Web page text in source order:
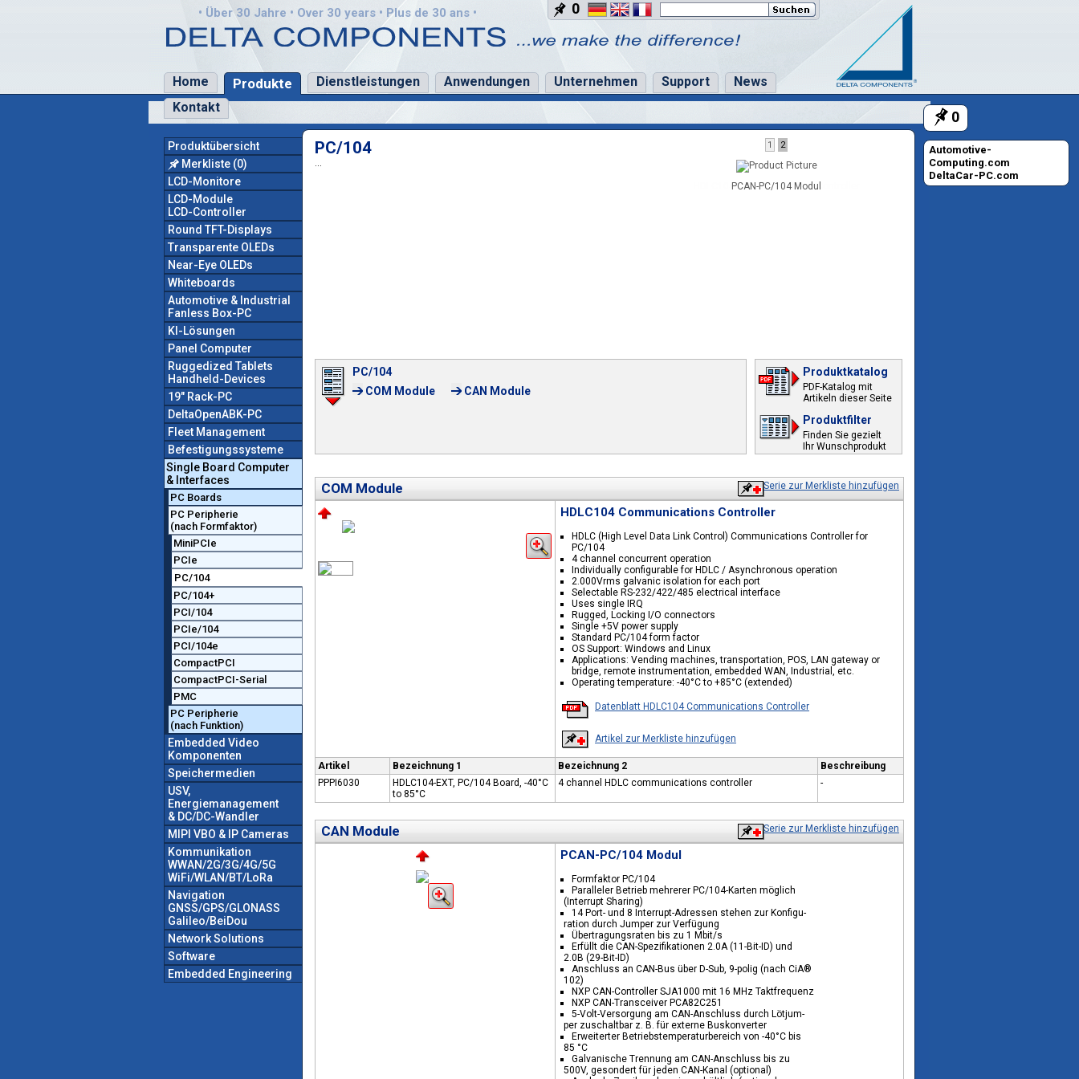
Automotive-
Computing.com
DeltaCar-PC.com
0
• Über 30 Jahre • Over 30 years • Plus de 30 ans • 0
Home Produkte Dienstleistungen Anwendungen Unternehmen Support
News
Kontakt
Produktübersicht
Merkliste (0)
LCD-Monitore
LCD-Module
LCD-Controller
Round TFT-Displays
Transparente OLEDs
Near-Eye OLEDs
Whiteboards
Automotive & Industrial
Fanless Box-PC
KI-Lösungen
Panel Computer
Ruggedized Tablets
Handheld-Devices
19" Rack-PC
DeltaOpenABK-PC
Fleet Management
Befestigungssysteme
Single Board Computer
& Interfaces
PC Boards
PC Peripherie
(nach Formfaktor)
MiniPCIe
PCIe
PC/104
PC/104+
PCI/104
PCIe/104
PCI/104e
CompactPCI
CompactPCI-Serial
PMC
PC Peripherie
(nach Funktion)
Embedded Video
Komponenten
Speichermedien
USV,
Energiemanagement
& DC/DC-Wandler
MIPI VBO & IP Cameras
Kommunikation
WWAN/2G/3G/4G/5G
WiFi/WLAN/BT/LoRa
Navigation
GNSS/GPS/GLONASS
Galileo/BeiDou
Network Solutions
Software
Embedded Engineering
PC/104
...
1 2
PCAN-PC/104 Modul
PC/104
COM Module
CAN Module
Produktkatalog
PDF-Katalog mit
Artikeln dieser Seite
Produktfilter
Finden Sie gezielt
Ihr Wunschprodukt
COM Module Serie zur Merkliste hinzufügen
HDLC104 Communications Controller
HDLC (High Level Data Link Control) Communications Controller for
PC/104
4 channel concurrent operation
Individually configurable for HDLC / Asynchronous operation
2.000Vrms galvanic isolation for each port
Selectable RS-232/422/485 electrical interface
Uses single IRQ
Rugged, Locking I/O connectors
Single +5V power supply
Standard PC/104 form factor
OS Support: Windows and Linux
Applications: Vending machines, transportation, POS, LAN gateway or
bridge, remote instrumentation, embedded WAN, Industrial, etc.
Operating temperature: -40°C to +85°C (extended)
Datenblatt HDLC104 Communications Controller
Artikel zur Merkliste hinzufügen
Artikel Bezeichnung 1 Bezeichnung 2
Beschreibung
PPPI6030
HDLC104-EXT, PC/104 Board, -40°C
to 85°C
4 channel HDLC communications controller -
CAN Module Serie zur Merkliste hinzufügen
PCAN-PC/104 Modul
Formfaktor PC/104
Paralleler Betrieb mehrerer PC/104-Karten möglich
(Interrupt Sharing)
14 Port- und 8 Interrupt-Adressen stehen zur Konfigu-
ration durch Jumper zur Verfügung
Übertragungsraten bis zu 1 Mbit/s
Erfüllt die CAN-Spezifikationen 2.0A (11-Bit-ID) und
2.0B (29-Bit-ID)
Anschluss an CAN-Bus über D-Sub, 9-polig (nach CiA®
102)
NXP CAN-Controller SJA1000 mit 16 MHz Taktfrequenz
NXP CAN-Transceiver PCA82C251
5-Volt-Versorgung am CAN-Anschluss durch Lötjum-
per zuschaltbar z. B. für externe Buskonverter
Erweiterter Betriebstemperaturbereich von -40°C bis
85 °C
Galvanische Trennung am CAN-Anschluss bis zu
500V, gesondert für jeden CAN-Kanal (optional)